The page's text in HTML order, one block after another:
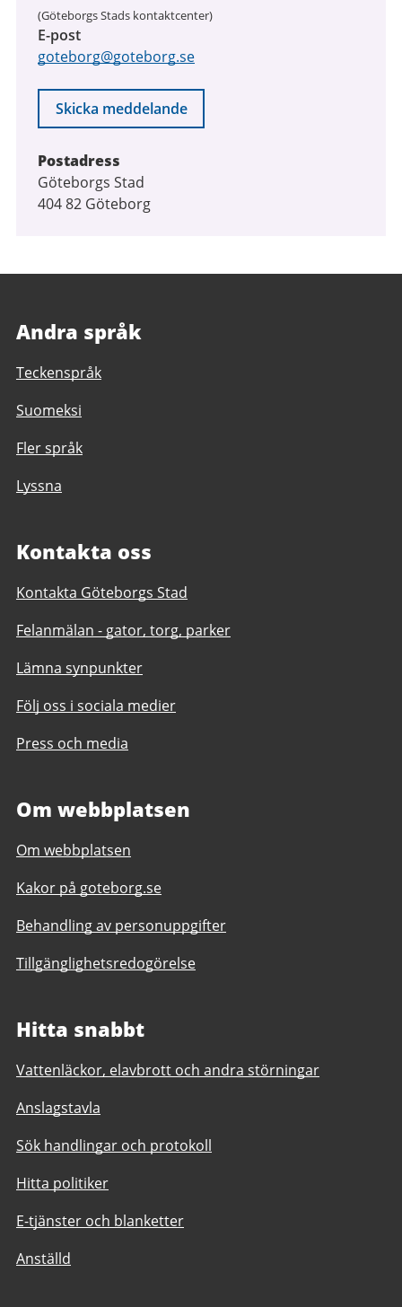
(Göteborgs Stads kontaktcenter)
E-post
goteborg@goteborg.se
Skicka meddelande
Postadress
Göteborgs Stad
404 82 Göteborg
Andra språk
Teckenspråk
Suomeksi
Fler språk
Lyssna
Kontakta oss
Kontakta Göteborgs Stad
Felanmälan - gator, torg, parker
Lämna synpunkter
Följ oss i sociala medier
Press och media
Om webbplatsen
Om webbplatsen
Kakor på goteborg.se
Behandling av personuppgifter
Tillgänglighetsredogörelse
Hitta snabbt
Vattenläckor, elavbrott och andra störningar
Anslagstavla
Sök handlingar och protokoll
Hitta politiker
E-tjänster och blanketter
Anställd